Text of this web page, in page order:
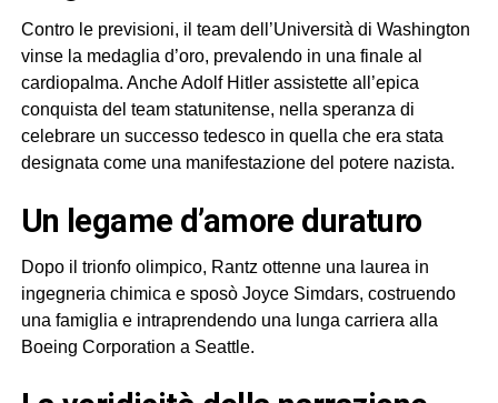
Contro le previsioni, il team dell’Università di Washington
vinse la medaglia d’oro, prevalendo in una finale al
cardiopalma. Anche Adolf Hitler assistette all’epica
conquista del team statunitense, nella speranza di
celebrare un successo tedesco in quella che era stata
designata come una manifestazione del potere nazista.
Un legame d’amore duraturo
Dopo il trionfo olimpico, Rantz ottenne una laurea in
ingegneria chimica e sposò Joyce Simdars, costruendo
una famiglia e intraprendendo una lunga carriera alla
Boeing Corporation a Seattle.